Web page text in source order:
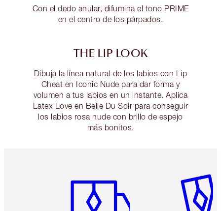
Con el dedo anular, difumina el tono PRIME
en el centro de los párpados.
THE LIP LOOK
Dibuja la línea natural de los labios con Lip
Cheat en Iconic Nude para dar forma y
volumen a tus labios en un instante. Aplica
Latex Love en Belle Du Soir para conseguir
los labios rosa nude con brillo de espejo
más bonitos.